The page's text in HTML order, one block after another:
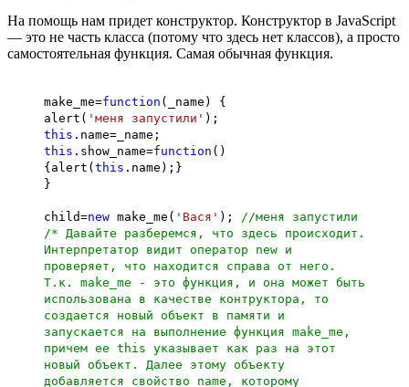
На помощь нам придет конструктор. Конструктор в JavaScript
— это не часть класса (потому что здесь нет классов), а просто
самостоятельная функция. Самая обычная функция.
make_me=function (_name) {
alert( 'меня запустили' );
this .name=_name;
this .show_name=function ()
{alert( this .name);}
}
child=new make_me( 'Вася' );
//меня запустили
/* Давайте разберемся, что здесь происходит.
Интерпретатор видит оператор new и
проверяет, что находится справа от него.
Т.к. make_me - это функция, и она может быть
использована в качестве контруктора, то
создается новый объект в памяти и
запускается на выполнение функция make_me,
причем ее this указывает как раз на этот
новый объект. Далее этому объекту
добавляется свойство name, которому